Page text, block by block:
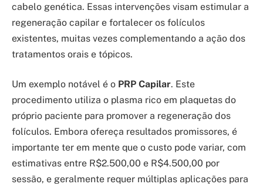
cabelo genética. Essas intervenções visam estimular a
regeneração capilar e fortalecer os folículos
existentes, muitas vezes complementando a ação dos
tratamentos orais e tópicos.
Um exemplo notável é o PRP Capilar. Este
procedimento utiliza o plasma rico em plaquetas do
próprio paciente para promover a regeneração dos
folículos. Embora ofereça resultados promissores, é
importante ter em mente que o custo pode variar, com
estimativas entre R$2.500,00 e R$4.500,00 por
sessão, e geralmente requer múltiplas aplicações para